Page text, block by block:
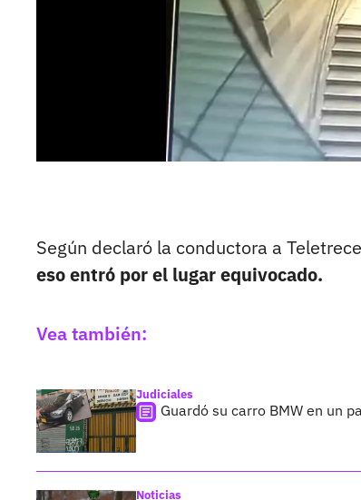
Según declaró la conductora a
eso entró por el lugar equivocado.
Vea también:
Judiciales
Guardó su carro BMW en un
Noticias